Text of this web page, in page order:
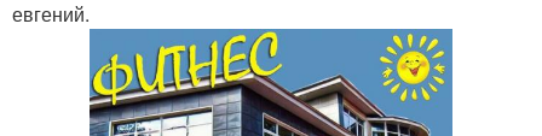
евгений.